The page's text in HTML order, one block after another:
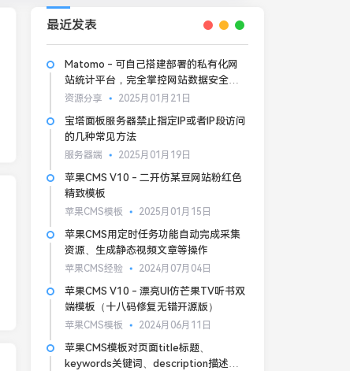
最近发表
Matomo - 可自己搭建部署的私有化网
站统计平台，完全掌控网站数据安全和
隐私
资源分享 2025月01月21日
宝塔面板服务器禁止指定IP或者IP段访问
的几种常见方法
服务器端 2025月01月19日
苹果CMS V10 - 二开仿某豆网站粉红色
精致模板
苹果CMS模板 2025月01月15日
苹果CMS用定时任务功能自动完成采集
资源、生成静态视频文章等操作
苹果CMS经验 2024月07月04日
苹果CMS V10 - 漂亮UI仿芒果TV听书双
端模板（十八码修复无错开源版）
苹果CMS模板 2024月06月11日
苹果CMS模板对页面title标题、
keywords关键词、description描述的